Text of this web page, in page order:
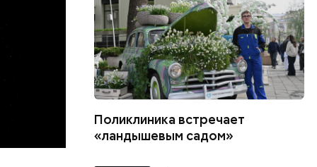
Поликлиника встречает
«ландышевым садом»